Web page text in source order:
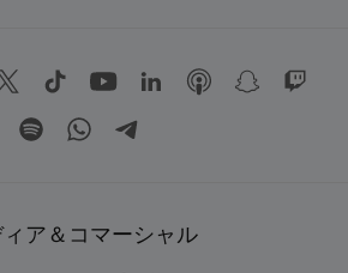
ィア＆コマーシャル